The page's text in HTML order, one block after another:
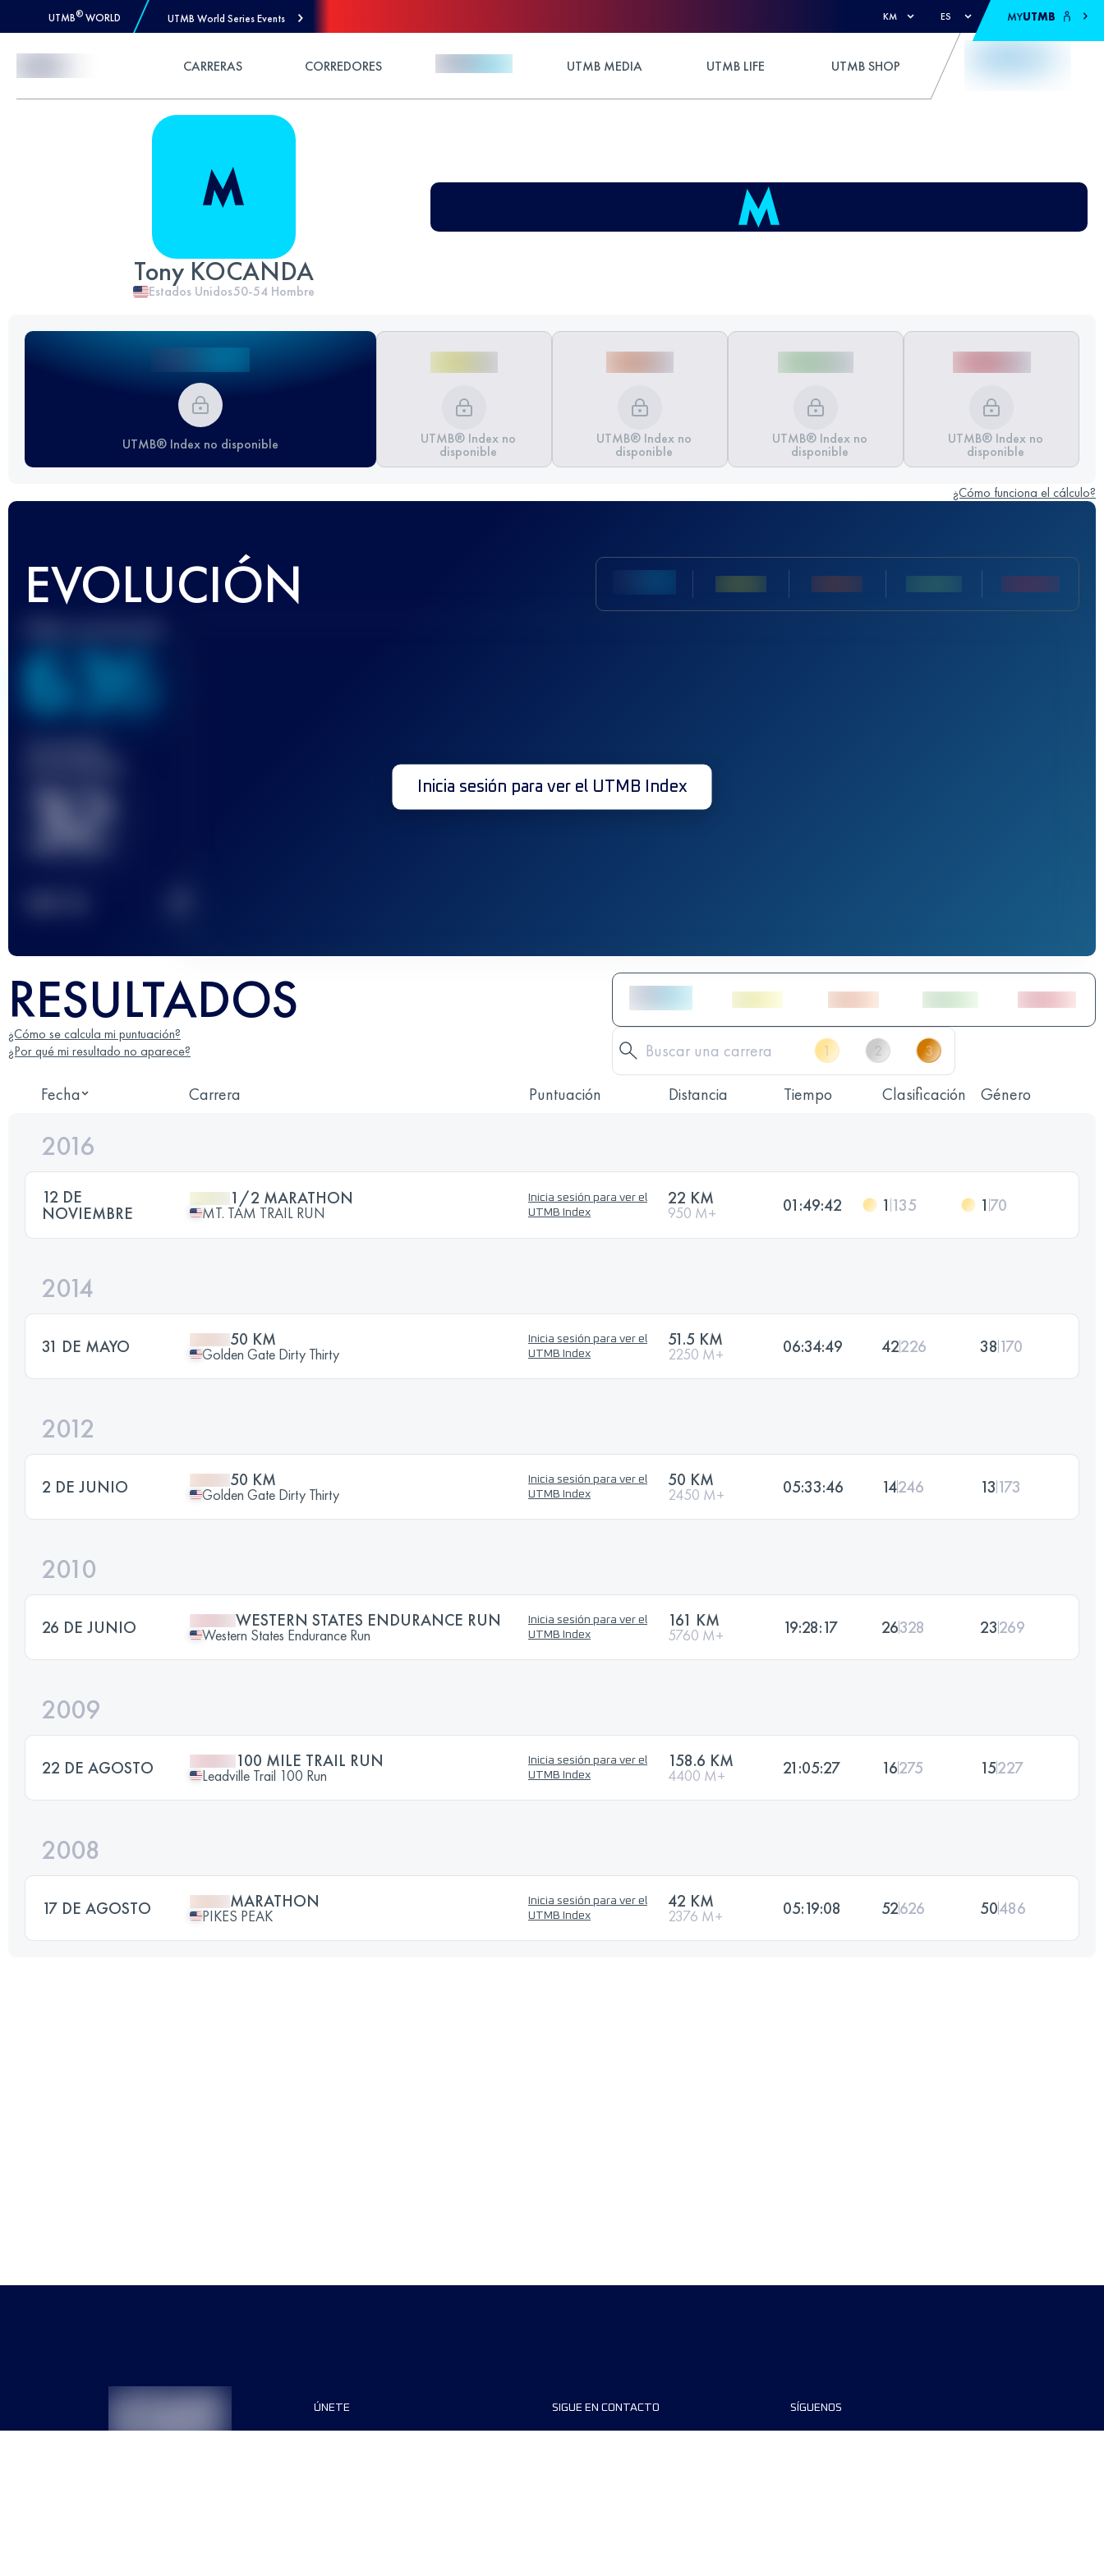
UTMB® WORLD UTMB World Series Events KM ES MYUTMB
CARRERAS CORREDORES UTMB MEDIA UTMB LIFE UTMB SHOP
Tony KOCANDA
Estados Unidos50-54 Hombre
UTMB® Index no disponible UTMB® Index no
disponible
UTMB® Index no
disponible
UTMB® Index no
disponible
UTMB® Index no
disponible
¿Cómo funciona el cálculo?
EVOLUCIÓN
636
32 Inicia sesión para ver el UTMB Index
RESULTADOS
¿Cómo se calcula mi puntuación?
¿Por qué mi resultado no aparece?
Fecha Carrera Puntuación Distancia Tiempo Clasificación Género
2016
12 DE
NOVIEMBRE
1/2 MARATHON
MT. TAM TRAIL RUN
Inicia sesión para ver el
UTMB Index
22 KM
950 M+ 01:49:42 1 135 1 70
2014
31 DE MAYO 50 KM
Golden Gate Dirty Thirty
Inicia sesión para ver el
UTMB Index
51.5 KM
2250 M+ 06:34:49 42226 38 170
2012
2 DE JUNIO 50 KM
Golden Gate Dirty Thirty
Inicia sesión para ver el
UTMB Index
50 KM
2450 M+ 05:33:46 14246 13 173
2010
26 DE JUNIO WESTERN STATES ENDURANCE RUN
Western States Endurance Run
Inicia sesión para ver el
UTMB Index
161 KM
5760 M+ 19:28:17 26328 23269
2009
22 DE AGOSTO 100 MILE TRAIL RUN
Leadville Trail 100 Run
Inicia sesión para ver el
UTMB Index
158.6 KM
4400 M+ 21:05:27 16275 15227
2008
17 DE AGOSTO MARATHON
PIKES PEAK
Inicia sesión para ver el
UTMB Index
42 KM
2376 M+ 05:19:08 52626 50486
ÚNETE SIGUE EN CONTACTO SÍGUENOS